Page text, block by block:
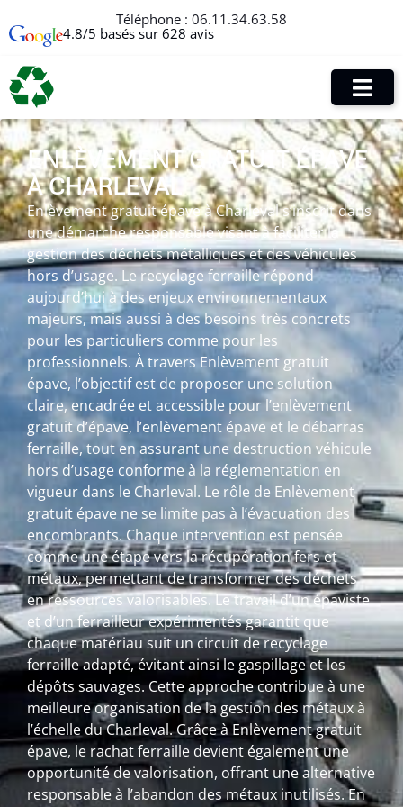
Téléphone : 06.11.34.63.58
4.8/5 basés sur 628 avis
ENLÈVEMENT GRATUIT ÉPAVE
À CHARLEVAL
Enlèvement gratuit épave à Charleval s’inscrit dans
une démarche responsable visant à faciliter la
gestion des déchets métalliques et des véhicules
hors d’usage. Le recyclage ferraille répond
aujourd’hui à des enjeux environnementaux
majeurs, mais aussi à des besoins très concrets
pour les particuliers comme pour les
professionnels. À travers Enlèvement gratuit
épave, l’objectif est de proposer une solution
claire, encadrée et accessible pour l’enlèvement
gratuit d’épave, l’enlèvement épave et le débarras
ferraille, tout en assurant une destruction véhicule
hors d’usage conforme à la réglementation en
vigueur dans le Charleval. Le rôle de Enlèvement
gratuit épave ne se limite pas à l’évacuation des
encombrants. Chaque intervention est pensée
comme une étape vers la récupération fers et
métaux, permettant de transformer des déchets
en ressources valorisables. Le travail d’un épaviste
et d’un ferrailleur expérimentés garantit que
chaque matériau suit un circuit de recyclage
ferraille adapté, évitant ainsi le gaspillage et les
dépôts sauvages. Cette approche contribue à une
meilleure organisation de la gestion des métaux à
l’échelle du Charleval. Grâce à Enlèvement gratuit
épave, le rachat ferraille devient également une
opportunité de valorisation, offrant une alternative
responsable à l’abandon des métaux inutilisés. En